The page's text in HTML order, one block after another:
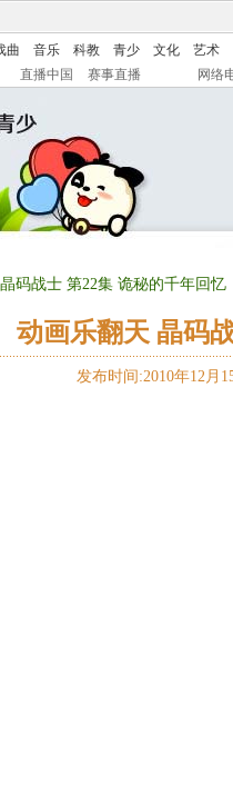
曲 音乐 科教 青少 文化
艺术
直播中国 赛事直播 网络
码战士 第22集 诡秘的千年回忆
动画乐翻天 晶码
发布时间:2010年12月